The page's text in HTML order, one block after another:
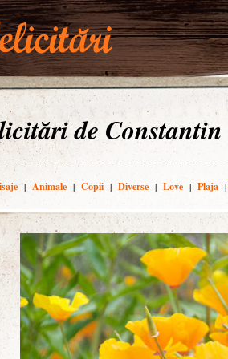
de
| Animale | Copii | Diverse | Love | Plaja |